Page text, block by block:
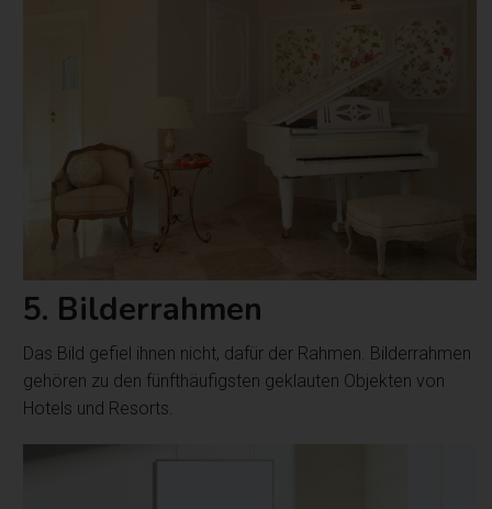
5. Bilderrahmen
Das Bild gefiel ihnen nicht, dafür der Rahmen. Bilderrahmen
gehören zu den fünfthäufigsten geklauten Objekten von
Hotels und Resorts.